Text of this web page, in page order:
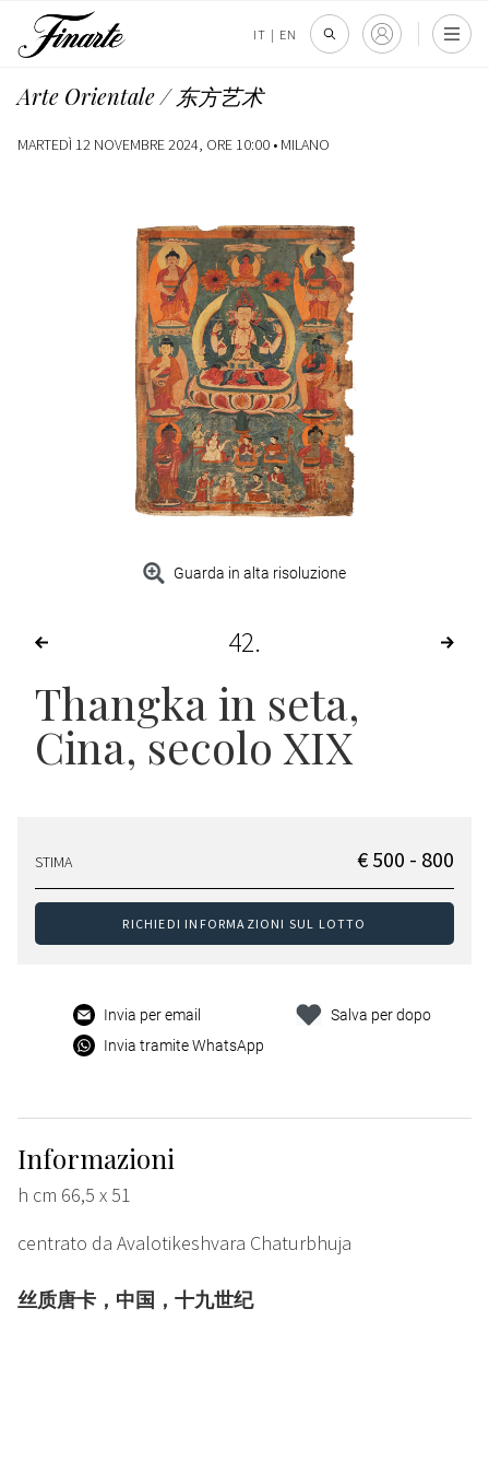
IT | EN
Arte Orientale / 东方艺术
MARTEDÌ 12 NOVEMBRE 2024, ORE 10:00 • MILANO
Guarda in alta risoluzione
42
Thangka in seta,
Cina, secolo XIX
STIMA € 500 - 800
RICHIEDI INFORMAZIONI SUL LOTTO
Invia per email
Invia tramite WhatsApp
Salva per dopo
Informazioni
h cm 66,5 x 51
centrato da Avalotikeshvara Chaturbhuja
丝质唐卡，中国，十九世纪